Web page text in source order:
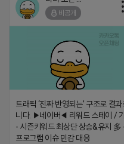
2026-04-18 17:05
비공개
트래픽 ‘진짜 반영되는’ 구조로 결
니다. ▶네이버◀ 리워드 스테이 / 가
- 시즌키워드 최상단 상승&유지 多 -
프로그램 이슈 민감 대응